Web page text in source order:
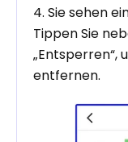
4. Sie sehen
Tippen Sie
„Entsperren“,
entfernen.